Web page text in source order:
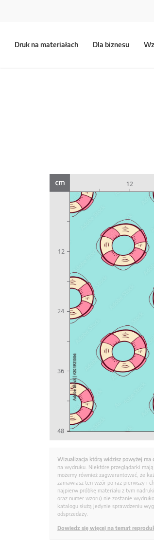
Druk na materiałach Dla biznesu
Wizualizacja którą widzisz powyżej ma
na wydruku. Niektóre przeglądarki
możemy również zagwarantować, że
zamawiasz ten wzór po raz pierwszy i
najpierw próbkę materiału z tym
oraz numer wzoru) nie zostanie
katalogu służą jedynie sprawdzeniu
odsprzedaży.
Dowiedz się więcej na temat